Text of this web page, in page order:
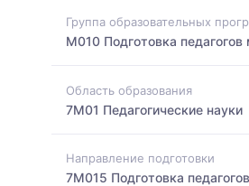
Группа образовательных
M010 Подготовка
Область образования
7M01 Педагогические науки
Направление подготовки
7M015 Подготовка